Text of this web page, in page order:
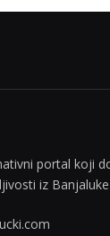
portal koji
iz Banjaluke